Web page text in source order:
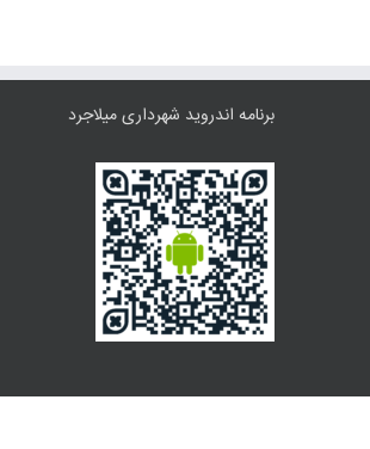
برنامه اندروید شهرداری میلاجرد